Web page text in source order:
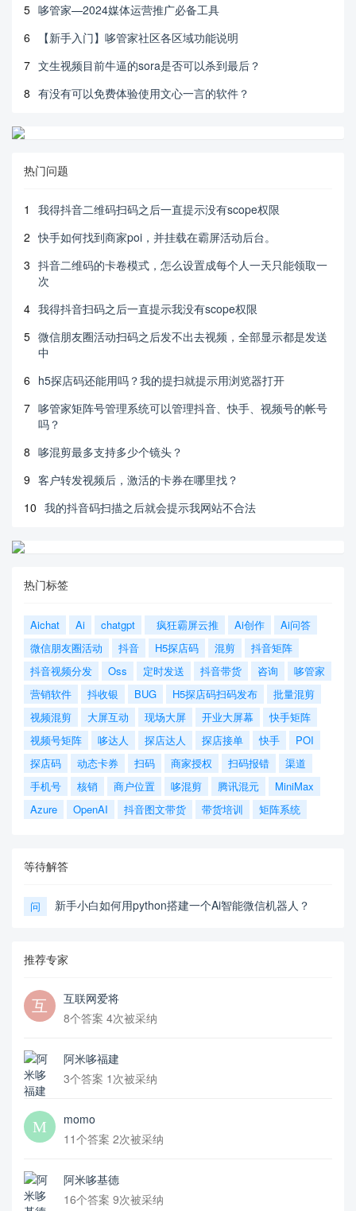
5 哆管家—2024媒体运营推广必备工具
6
【新手入门】哆管家社区各区域功能说明
7 文生视频目前牛逼的sora是否可以杀到最后？
8 有没有可以免费体验使用文心一言的软件？
热门问题
1
我得抖音二维码扫码之后一直提示没有scope权限
2 快手如何找到商家poi，并挂载在霸屏活动后台。
3 抖音二维码的卡卷模式，怎么设置成每个人一天只能领取一
次
4 我得抖音扫码之后一直提示我没有scope权限
5 微信朋友圈活动扫码之后发不出去视频，全部显示都是发送
中
6 h5探店码还能用吗？我的提扫就提示用浏览器打开
7 哆管家矩阵号管理系统可以管理抖音、快手、视频号的帐号
吗？
8 哆混剪最多支持多少个镜头？
9 客户转发视频后，激活的卡券在哪里找？
10 我的抖音码扫描之后就会提示我网站不合法
热门标签
Aichat Ai chatgpt 疯狂霸屏云推 Ai创作
Ai问答
微信朋友圈活动
抖音 H5探店码 混剪
抖音矩阵
抖音视频分发
Oss 定时发送 抖音带货 咨询
哆管家
营销软件
抖收银 BUG H5探店码扫码发布
批量混剪
视频混剪
大屏互动 现场大屏 开业大屏幕
快手矩阵
视频号矩阵
哆达人 探店达人 探店接单 快手
POI
探店码
动态卡券 扫码 商家授权 扫码报错
渠道
手机号
核销 商户位置 哆混剪 腾讯混元
MiniMax
Azure
OpenAI 抖音图文带货 带货培训 矩阵系统
等待解答
问 新手小白如何用python搭建一个Ai智能微信机器人？
推荐专家
互联网爱将
8个答案 4次被采纳
阿米哆福建
3个答案 1次被采纳
momo
11个答案 2次被采纳
阿米哆基德
16个答案 9次被采纳